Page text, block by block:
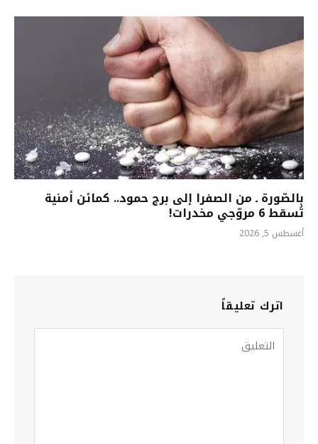
بالصّورة ـ من الصفرا إلى برج حمود.. كمائن أمنية
تُسقط 6 مروّجي مخدرات!
أغسطس 5, 2026
اترك تعليقاً